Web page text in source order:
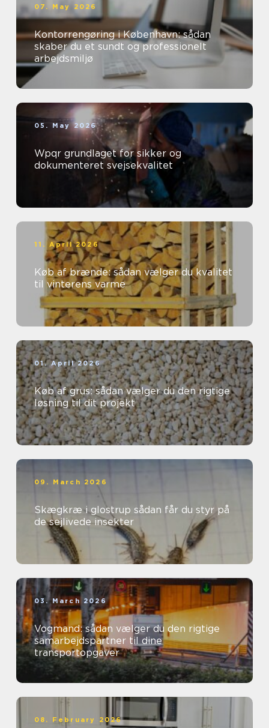
07. May 2026
Kontorrengøring i København: sådan
skaber du et sundt og professionelt
arbejdsmiljø
05. May 2026
Wpqr grundlaget for sikker og
dokumenteret svejsekvalitet
11. April 2026
Køb af brænde: sådan vælger du kvalitet
til vinterens varme
01. April 2026
Køb af grus: sådan vælger du den rigtige
løsning til dit projekt
09. March 2026
Skægkræ i glostrup sådan får du styr på
de sejlivede insekter
03. March 2026
Vogmand: sådan vælger du den rigtige
samarbejdspartner til dine
transportopgaver
08. February 2026